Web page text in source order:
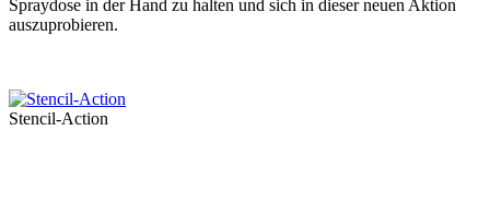
Spraydose in der Hand zu halten und sich in dieser neuen Aktion
auszuprobieren.
Stencil-Action